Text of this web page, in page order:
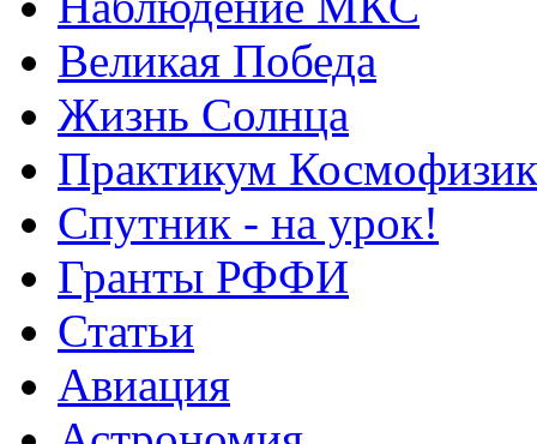
Великая Победа
Жизнь Солнца
Практикум
Спутник - на урок!
Гранты РФФИ
Статьи
Авиация